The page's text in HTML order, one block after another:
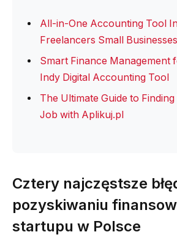
All-in-One Accounting Tool
Freelancers Small Businesses
Smart Finance Management
Indy Digital Accounting Tool
The Ultimate Guide to
Job with Aplikuj.pl
Cztery najczęstsze
pozyskiwaniu
startupu w Polsce